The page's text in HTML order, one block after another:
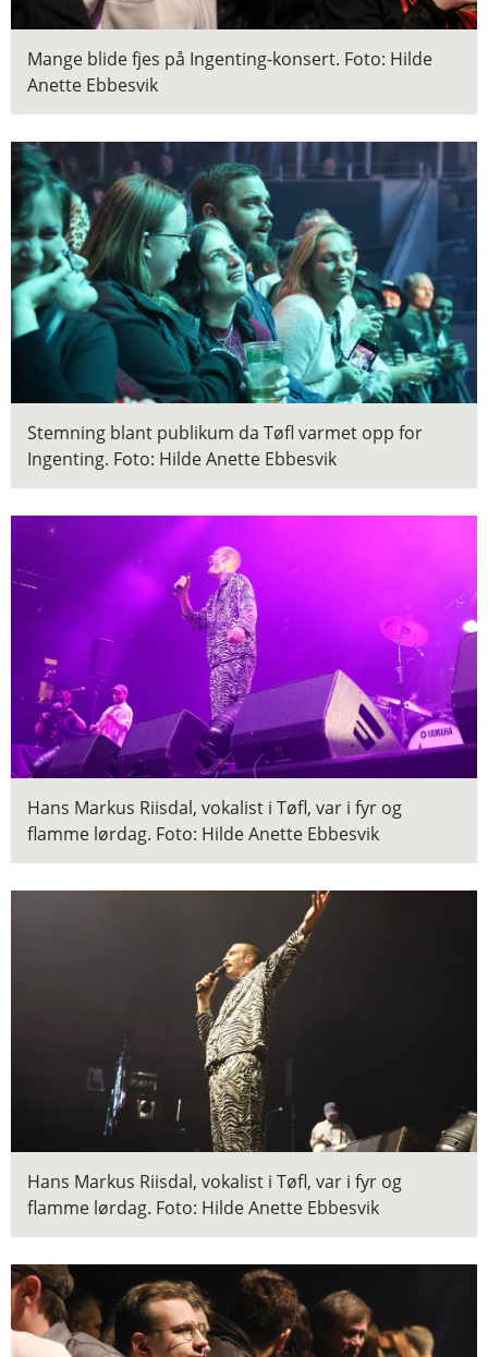
Mange blide fjes på Ingenting-konsert. Foto: Hilde
Anette Ebbesvik
Stemning blant publikum da Tøfl varmet opp for
Ingenting. Foto: Hilde Anette Ebbesvik
Hans Markus Riisdal, vokalist i Tøfl, var i fyr og
flamme lørdag. Foto: Hilde Anette Ebbesvik
Hans Markus Riisdal, vokalist i Tøfl, var i fyr og
flamme lørdag. Foto: Hilde Anette Ebbesvik